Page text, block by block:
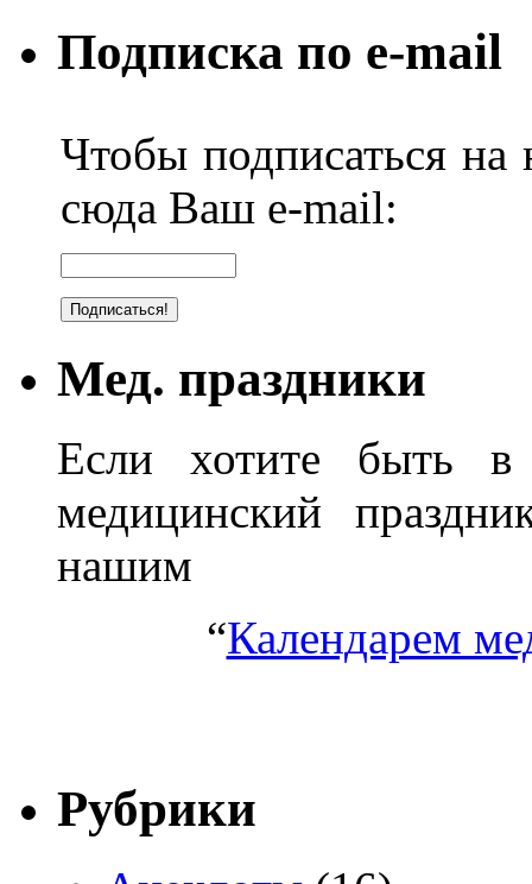
Подписка по e-mail
Чтобы подписаться на
сюда Ваш e-mail:
Мед. праздники
Если хотите быть в
медицинский
нашим
“Календарем
Рубрики